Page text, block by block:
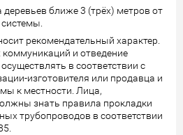
ближе 3 (трёх) метров от
рекомендательный характер.
и отведение
в соответствии с
изготовителя или продавца и
к местности. Лица,
знать правила прокладки
трубопроводов в соответствии